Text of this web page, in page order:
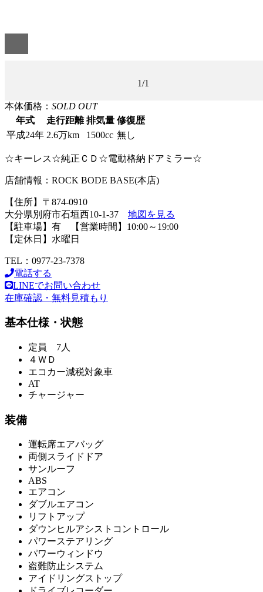
1/1
本体価格： SOLD OUT
年式
走行距離 排気量 修復歴
平成24年 2.6万km 1500cc 無し
☆キーレス☆純正ＣＤ☆電動格納ドアミラー☆
店舗情報：ROCK BODE BASE(本店)
【住所】〒874-0910
大分県別府市石垣西10-1-37 地図を見る
【駐車場】有 【営業時間】10:00～19:00
【定休日】水曜日
TEL：0977-23-7378
電話する
LINEでお問い合わせ
在庫確認・無料見積もり
基本仕様・状態
定員 7人
４ＷＤ
エコカー減税対象車
AT
チャージャー
装備
運転席エアバッグ
両側スライドドア
サンルーフ
ABS
エアコン
ダブルエアコン
リフトアップ
ダウンヒルアシストコントロール
パワーステアリング
パワーウィンドウ
盗難防止システム
アイドリングストップ